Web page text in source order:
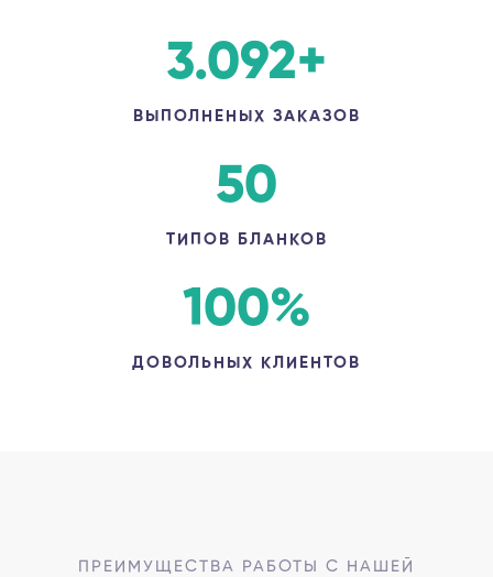
3.092+
ВЫПОЛНЕНЫХ ЗАКАЗОВ
50
ТИПОВ БЛАНКОВ
100%
ДОВОЛЬНЫХ КЛИЕНТОВ
ПРЕИМУЩЕСТВА РАБОТЫ С НАШЕЙ